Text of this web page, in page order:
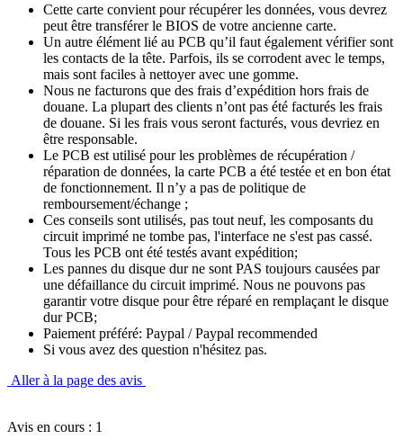
Cette carte convient pour récupérer les données, vous devrez
peut être transférer le BIOS de votre ancienne carte.
Un autre élément lié au PCB qu’il faut également vérifier sont
les contacts de la tête. Parfois, ils se corrodent avec le temps,
mais sont faciles à nettoyer avec une gomme.
Nous ne facturons que des frais d’expédition hors frais de
douane. La plupart des clients n’ont pas été facturés les frais
de douane. Si les frais vous seront facturés, vous devriez en
être responsable.
Le PCB est utilisé pour les problèmes de récupération /
réparation de données, la carte PCB a été testée et en bon état
de fonctionnement. Il n’y a pas de politique de
remboursement/échange ;
Ces conseils sont utilisés, pas tout neuf, les composants du
circuit imprimé ne tombe pas, l'interface ne s'est pas cassé.
Tous les PCB ont été testés avant expédition;
Les pannes du disque dur ne sont PAS toujours causées par
une défaillance du circuit imprimé. Nous ne pouvons pas
garantir votre disque pour être réparé en remplaçant le disque
dur PCB;
Paiement préféré: Paypal / Paypal recommended
Si vous avez des question n'hésitez pas.
Aller à la page des avis
Avis en cours : 1